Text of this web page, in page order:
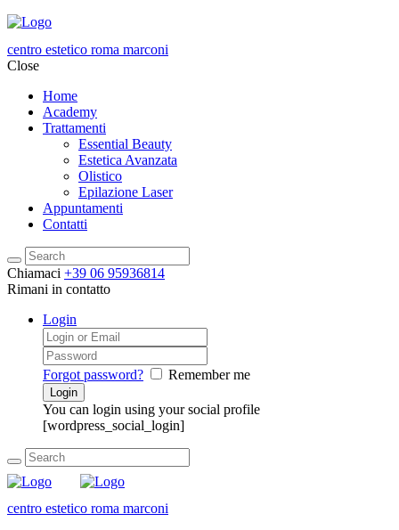
centro estetico roma marconi
Close
Home
Academy
Trattamenti
Essential Beauty
Estetica Avanzata
Olistico
Epilazione Laser
Appuntamenti
Contatti
Chiamaci +39 06 95936814
Rimani in contatto
Login
Forgot password? Remember me
You can login using your social profile
[wordpress_social_login]
centro estetico roma marconi